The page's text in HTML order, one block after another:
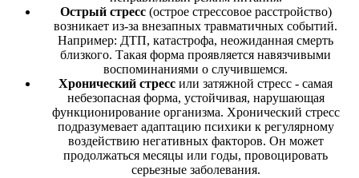
Острый стресс(острое стрессовое расстройство)
возникает из-за внезапных травматичных событий.
Например: ДТП, катастрофа, неожиданная смерть
близкого. Такая форма проявляется навязчивыми
воспоминаниями о случившемся.
Хронический стресс или затяжной стресс - самая
небезопасная форма, устойчивая, нарушающая
функционирование организма. Хронический стресс
подразумевает адаптацию психики к регулярному
воздействию негативных факторов. Он может
продолжаться месяцы или годы, провоцировать
серьезные заболевания.